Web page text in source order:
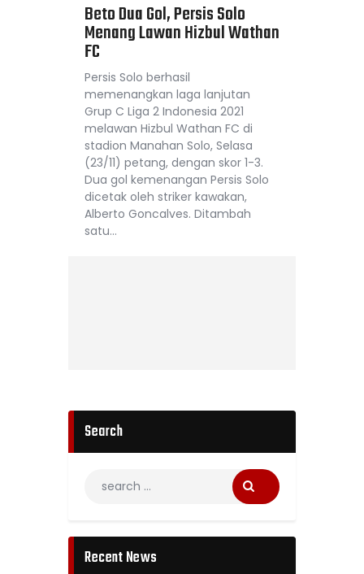
Beto Dua Gol, Persis Solo
Menang Lawan Hizbul Wathan
FC
Persis Solo berhasil
memenangkan laga lanjutan
Grup C Liga 2 Indonesia 2021
melawan Hizbul Wathan FC di
stadion Manahan Solo, Selasa
(23/11) petang, dengan skor 1-3.
Dua gol kemenangan Persis Solo
dicetak oleh striker kawakan,
Alberto Goncalves. Ditambah
satu…
Search
Recent News